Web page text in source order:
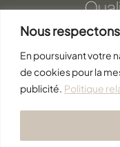
Nous
En poursuivant votre
de cookies pour la
publicité. Politique
Actualités sur